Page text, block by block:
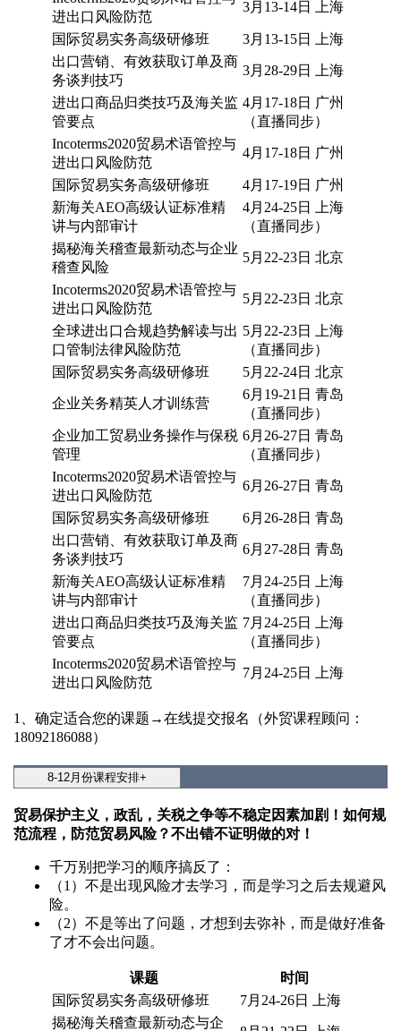
进出口风险防范
3月13-14日 上海
国际贸易实务高级研修班
3月13-15日 上海
出口营销、有效获取订单及商
务谈判技巧
3月28-29日 上海
进出口商品归类技巧及海关监
管要点
4月17-18日 广州
（直播同步）
Incoterms2020贸易术语管控与
进出口风险防范
4月17-18日 广州
国际贸易实务高级研修班
4月17-19日 广州
新海关AEO高级认证标准精
讲与内部审计
4月24-25日 上海
（直播同步）
揭秘海关稽查最新动态与企业
稽查风险
5月22-23日 北京
Incoterms2020贸易术语管控与
进出口风险防范
5月22-23日 北京
全球进出口合规趋势解读与出
口管制法律风险防范
5月22-23日 上海
（直播同步）
国际贸易实务高级研修班
5月22-24日 北京
企业关务精英人才训练营
6月19-21日 青岛
（直播同步）
企业加工贸易业务操作与保税
管理
6月26-27日 青岛
（直播同步）
Incoterms2020贸易术语管控与
进出口风险防范
6月26-27日 青岛
国际贸易实务高级研修班
6月26-28日 青岛
出口营销、有效获取订单及商
务谈判技巧
6月27-28日 青岛
新海关AEO高级认证标准精
讲与内部审计
7月24-25日 上海
（直播同步）
进出口商品归类技巧及海关监
管要点
7月24-25日 上海
（直播同步）
Incoterms2020贸易术语管控与
进出口风险防范
7月24-25日 上海
1、确定适合您的课题→在线提交报名（外贸课程顾问：
18092186088）
8-12月份课程安排+
贸易保护主义，政乱，关税之争等不稳定因素加剧！如何规
范流程，防范贸易风险？不出错不证明做的对！
千万别把学习的顺序搞反了：
（1）不是出现风险才去学习，而是学习之后去规避风
险。
（2）不是等出了问题，才想到去弥补，而是做好准备
了才不会出问题。
课题
时间
国际贸易实务高级研修班
7月24-26日 上海
揭秘海关稽查最新动态与企